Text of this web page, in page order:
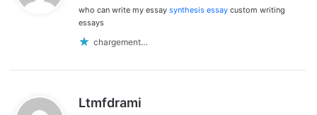
who can write my essay synthesis essay custom writing
essays
chargement…
Ltmfdrami